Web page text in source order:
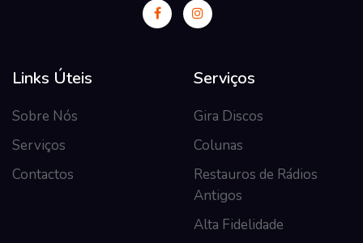
Links Úteis
Sobre Nós
Serviços
Contactos
Serviços
Gira Discos
Colunas
Restauros de Rádios
Antigos
Alta Fidelidade